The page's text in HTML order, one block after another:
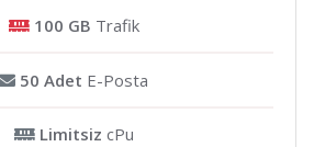
100 GB Trafik
50 Adet E-Posta
Limitsiz cPu